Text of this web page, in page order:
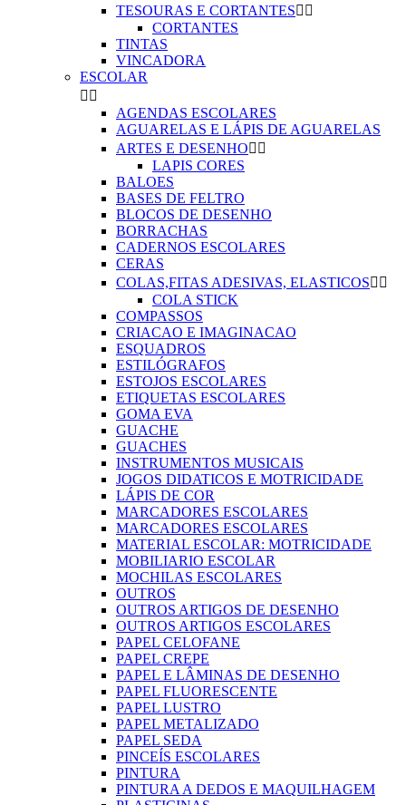
TESOURAS E CORTANTES 
CORTANTES
TINTAS
VINCADORA
ESCOLAR
 
AGENDAS ESCOLARES
AGUARELAS E LÁPIS DE AGUARELAS
ARTES E DESENHO 
LAPIS CORES
BALOES
BASES DE FELTRO
BLOCOS DE DESENHO
BORRACHAS
CADERNOS ESCOLARES
CERAS
COLAS,FITAS ADESIVAS, ELASTICOS 
COLA STICK
COMPASSOS
CRIACAO E IMAGINACAO
ESQUADROS
ESTILÓGRAFOS
ESTOJOS ESCOLARES
ETIQUETAS ESCOLARES
GOMA EVA
GUACHE
GUACHES
INSTRUMENTOS MUSICAIS
JOGOS DIDATICOS E MOTRICIDADE
LÁPIS DE COR
MARCADORES ESCOLARES
MARCADORES ESCOLARES
MATERIAL ESCOLAR: MOTRICIDADE
MOBILIARIO ESCOLAR
MOCHILAS ESCOLARES
OUTROS
OUTROS ARTIGOS DE DESENHO
OUTROS ARTIGOS ESCOLARES
PAPEL CELOFANE
PAPEL CREPE
PAPEL E LÂMINAS DE DESENHO
PAPEL FLUORESCENTE
PAPEL LUSTRO
PAPEL METALIZADO
PAPEL SEDA
PINCEÍS ESCOLARES
PINTURA
PINTURA A DEDOS E MAQUILHAGEM